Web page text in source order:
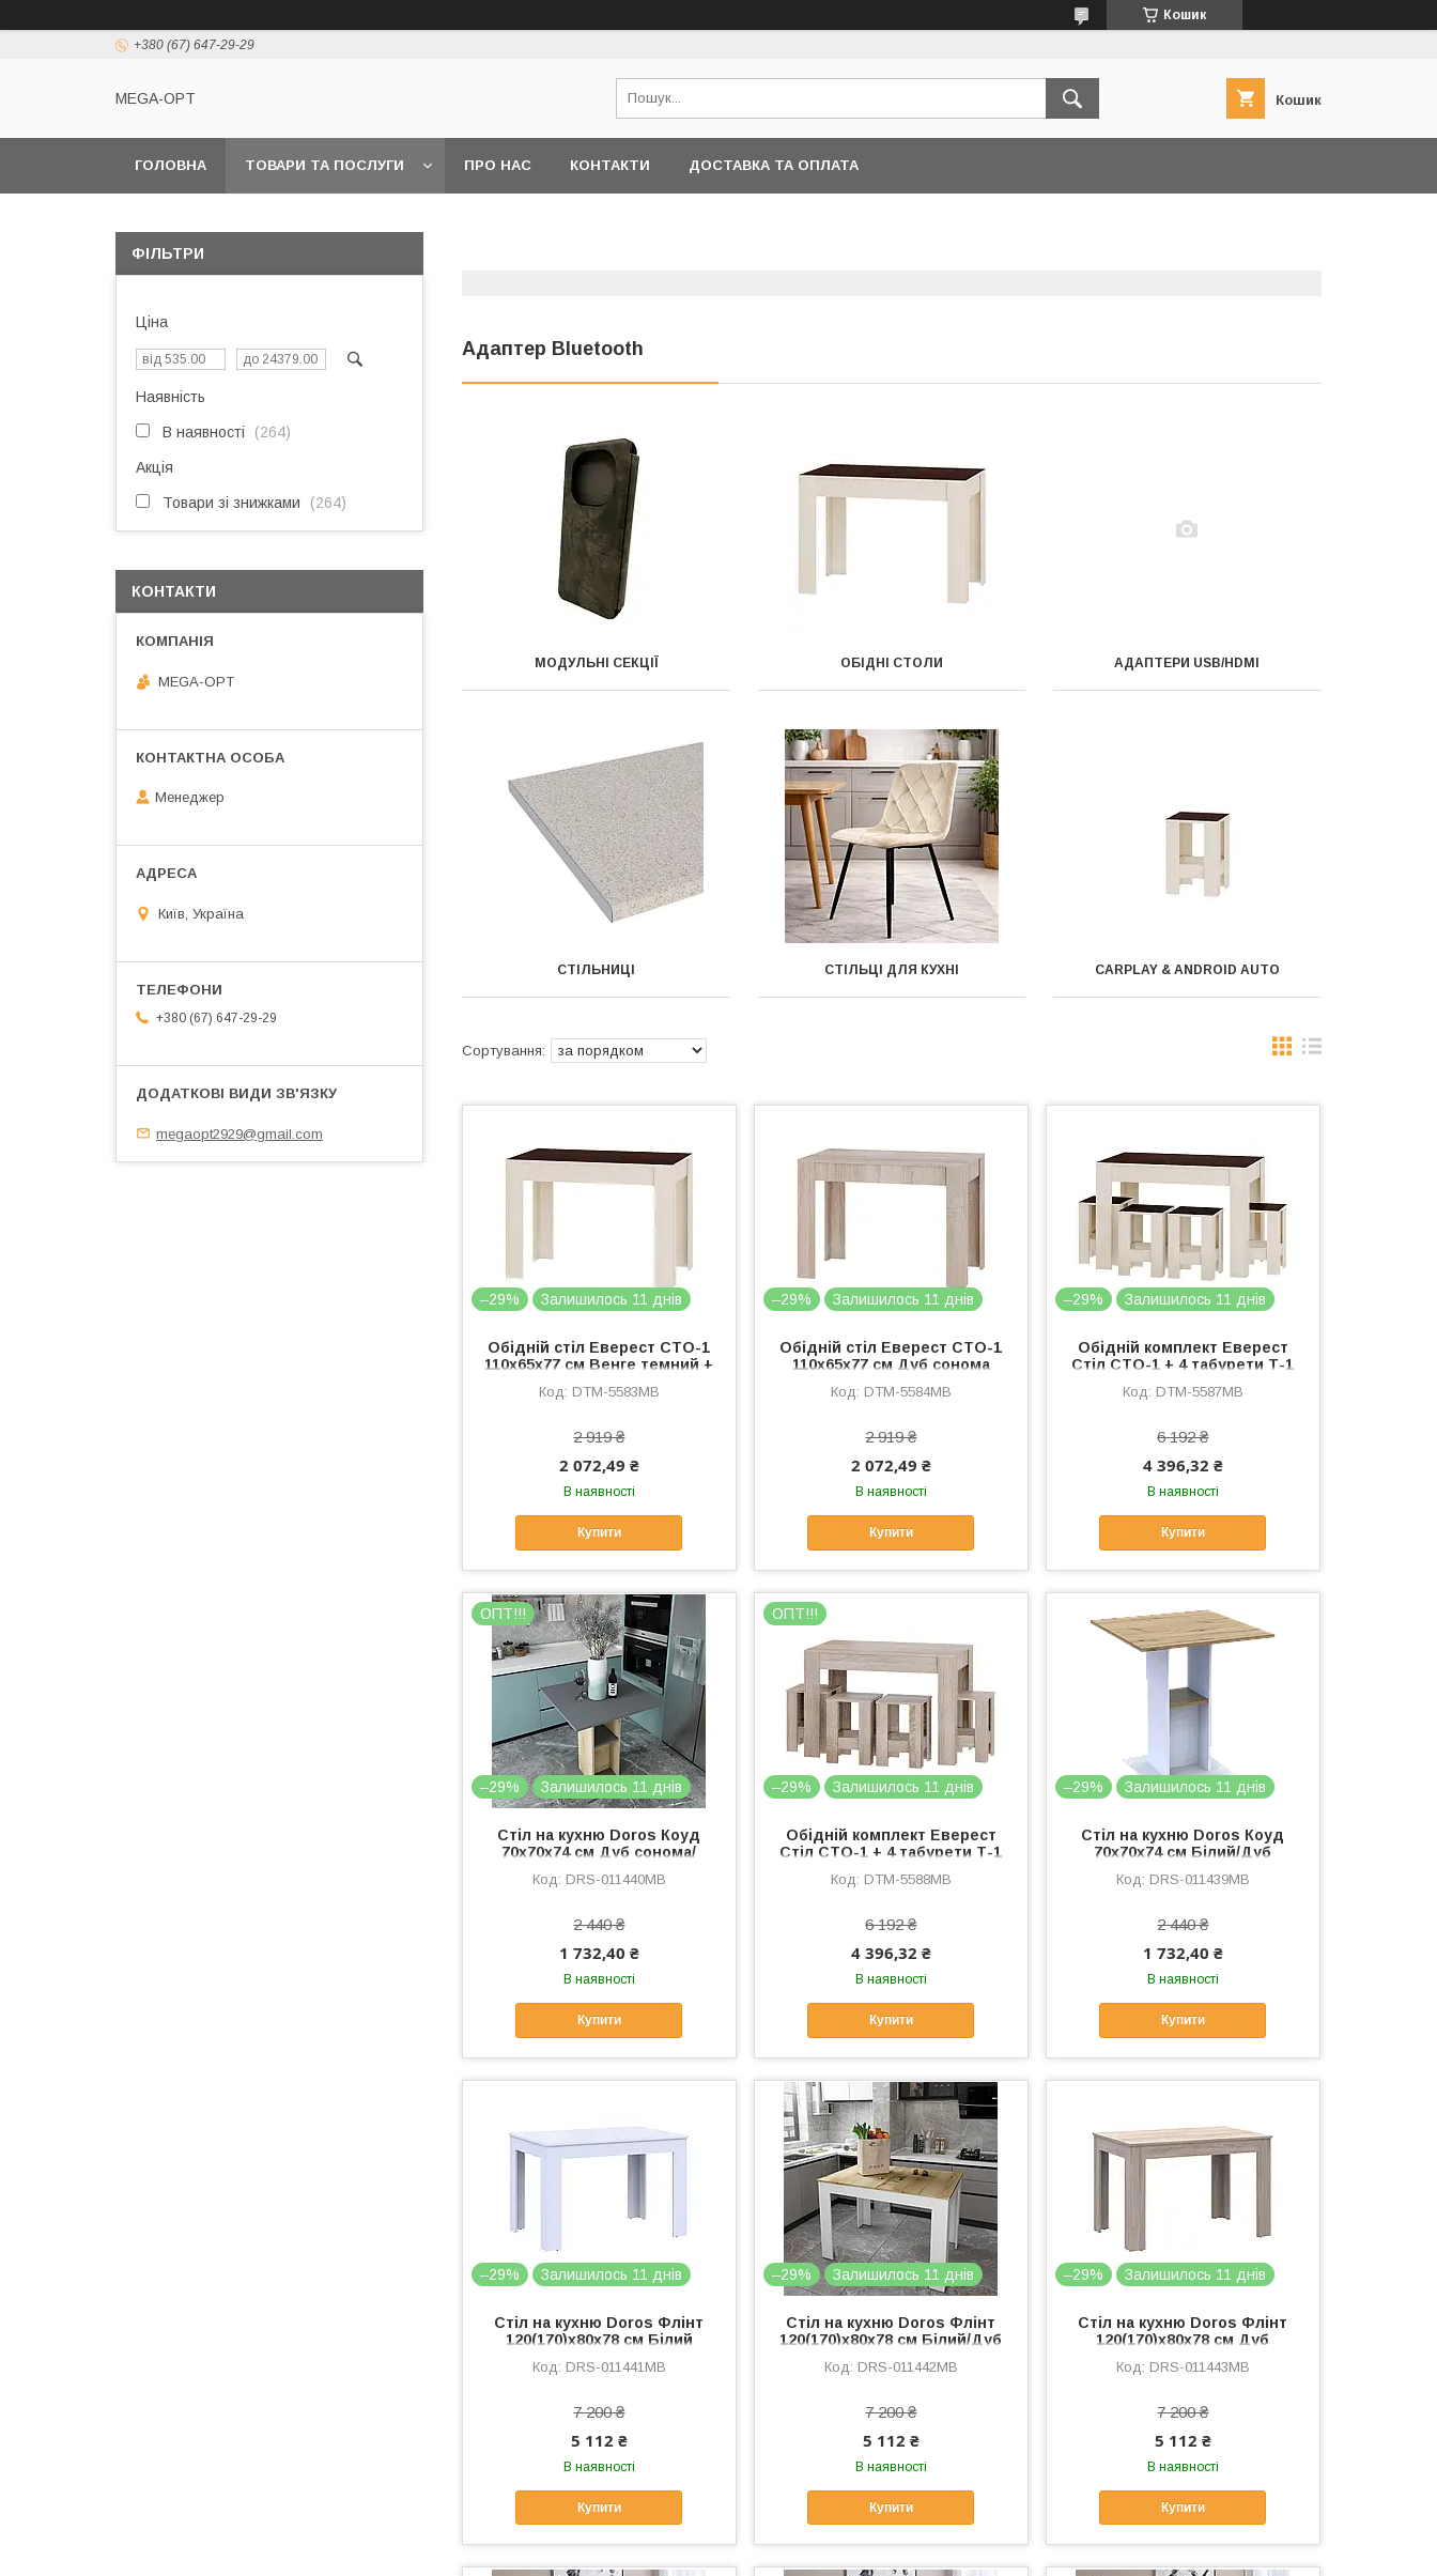
Кошик
+380 (67) 647-29-29
MEGA-OPT Кошик
ГОЛОВНА ТОВАРИ ТА ПОСЛУГИ ПРО НАС КОНТАКТИ ДОСТАВКА ТА ОПЛАТА
Адаптер Bluetooth
МОДУЛЬНІ СЕКЦІЇ ОБІДНІ СТОЛИ АДАПТЕРИ USB/HDMI
СТІЛЬНИЦІ СТІЛЬЦІ ДЛЯ КУХНІ CARPLAY & ANDROID AUTO
–29% Залишилось 11 днів
Обідній стіл Еверест СТО-1
110х65х77 см Венге темний +
DTM-5583MB
2 919 ₴
2 072,49 ₴
В наявності
Купити
–29% Залишилось 11 днів
Обідній стіл Еверест СТО-1
110х65х77 см Дуб сонома
DTM-5584MB
2 919 ₴
2 072,49 ₴
В наявності
Купити
–29% Залишилось 11 днів
Обідній комплект Еверест
Стіл СТО-1 + 4 табурети Т-1
молочний (DTM-5587)
DTM-5587MB
6 192 ₴
4 396,32 ₴
В наявності
Купити
OПТ!!!
–29% Залишилось 11 днів
Стіл на кухню Doros Коуд
70х70х74 см Дуб сонома/
DRS-011440MB
2 440 ₴
1 732,40 ₴
В наявності
Купити
OПТ!!!
–29% Залишилось 11 днів
Обідній комплект Еверест
Стіл СТО-1 + 4 табурети Т-1
DTM-5588MB
6 192 ₴
4 396,32 ₴
В наявності
Купити
–29% Залишилось 11 днів
Стіл на кухню Doros Коуд
70х70х74 см Білий/Дуб
DRS-011439MB
2 440 ₴
1 732,40 ₴
В наявності
Купити
–29% Залишилось 11 днів
Стіл на кухню Doros Флінт
120(170)х80х78 см Білий
DRS-011441MB
7 200 ₴
5 112 ₴
В наявності
Купити
–29% Залишилось 11 днів
Стіл на кухню Doros Флінт
120(170)х80х78 см Білий/Дуб
DRS-011442MB
7 200 ₴
5 112 ₴
В наявності
Купити
–29% Залишилось 11 днів
Стіл на кухню Doros Флінт
120(170)х80х78 см Дуб
DRS-011443MB
7 200 ₴
5 112 ₴
В наявності
Купити
ФІЛЬТРИ
Ціна
Наявність
В наявності 264
Акція
Товари зі знижками 264
КОНТАКТИ
MEGA-OPT
Менеджер
Київ, Україна
+380 (67) 647-29-29
megaopt2929@gmail.com